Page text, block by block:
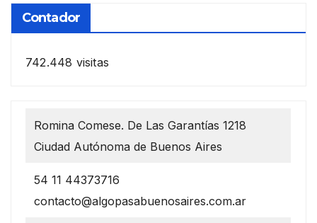
Contador
742.448 visitas
Romina Comese. De Las Garantías 1218
Ciudad Autónoma de Buenos Aires
54 11 44373716
contacto@algopasabuenosaires.com.ar